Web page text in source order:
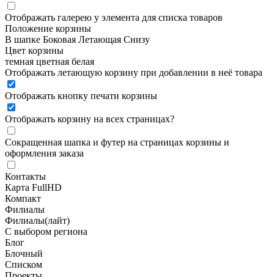
Отображать галерею у элемента для списка товаров
Положение корзины
В шапке Боковая Летающая Снизу
Цвет корзины
темная цветная белая
Отображать летающую корзину при добавлении в неё товара
Отображать кнопку печати корзины
Отображать корзину на всех страницах?
Сокращенная шапка и футер на страницах корзины и
оформления заказа
Контакты
Карта FullHD
Компакт
Филиалы
Филиалы(лайт)
С выбором региона
Блог
Блочный
Списком